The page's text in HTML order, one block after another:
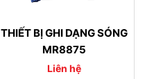
THIẾT BỊ GHI DẠNG SÓNG
MR8875
Liên hệ